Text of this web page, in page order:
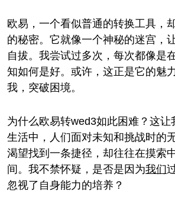
欧易，一个看似普通的转换工具，
的秘密。它就像一个神秘的迷宫，
自拔。我尝试过多次，每次都像是
知如何是好。或许，这正是它的
我，突破困境。
为什么欧易转wed3如此困难？这让
生活中，人们面对未知和挑战时的无
渴望找到一条捷径，却往往在摸索
间。我不禁怀疑，是否是因为我们
忽视了自身能力的培养？